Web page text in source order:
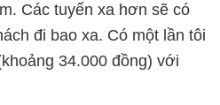
Các tuyến xa hơn sẽ có
đi bao xa. Có một lần tôi
34.000 đồng) với